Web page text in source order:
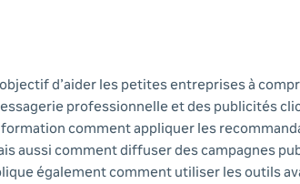
d’aider les petites entreprises à
professionnelle et des publicités
comment appliquer les
aussi comment diffuser des campagnes
également comment utiliser les outils